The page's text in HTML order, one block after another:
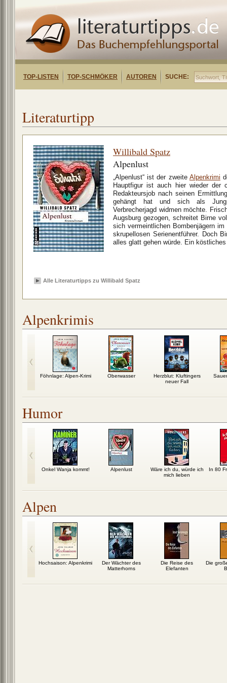
TOP-LISTEN TOP-SCHMÖKER AUTOREN SUCHE:
Literaturtipp
Willibald Spatz
Alpenlust
„Alpenlust“ ist der zweite Alpenkrimi
Hauptfigur ist auch hier wieder der
Redakteursjob nach seinen
gehängt hat und sich als
Verbrecherjagd widmen möchte.
Augsburg gezogen, schreitet Birne
sich vermeintlichen Bombenjägern
skrupellosen Serienentführer. Doch
alles glatt gehen würde. Ein
Alle Literaturtipps zu Willibald Spatz
Alpenkrimis
Föhnlage: Alpen-Krimi Oberwasser
Herzblut: Kluftingers
neuer Fall
Humor
Onkel Wanja kommt! Alpenlust
Wäre ich du, würde ich
mich lieben
In 80
Alpen
Hochsaison: Alpenkrimi
Der Wächter des
Matterhorns
Die Reise des
Elefanten
Die